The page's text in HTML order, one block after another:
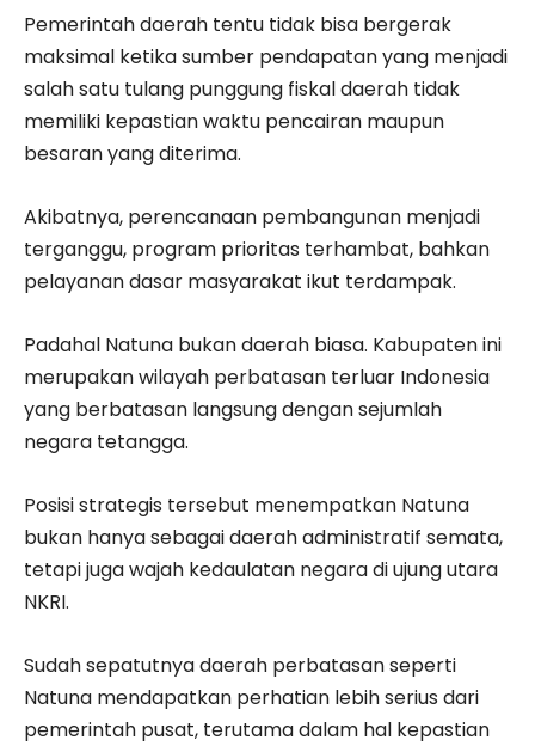
Pemerintah daerah tentu tidak bisa bergerak
maksimal ketika sumber pendapatan yang menjadi
salah satu tulang punggung fiskal daerah tidak
memiliki kepastian waktu pencairan maupun
besaran yang diterima.
Akibatnya, perencanaan pembangunan menjadi
terganggu, program prioritas terhambat, bahkan
pelayanan dasar masyarakat ikut terdampak.
Padahal Natuna bukan daerah biasa. Kabupaten ini
merupakan wilayah perbatasan terluar Indonesia
yang berbatasan langsung dengan sejumlah
negara tetangga.
Posisi strategis tersebut menempatkan Natuna
bukan hanya sebagai daerah administratif semata,
tetapi juga wajah kedaulatan negara di ujung utara
NKRI.
Sudah sepatutnya daerah perbatasan seperti
Natuna mendapatkan perhatian lebih serius dari
pemerintah pusat, terutama dalam hal kepastian